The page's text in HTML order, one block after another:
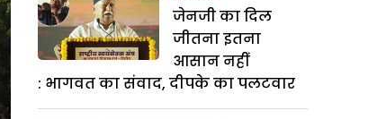
जेनजी का दिल
जीतना इतना
आसान नहीं
: भागवत का संवाद, दीपके का पलटवार